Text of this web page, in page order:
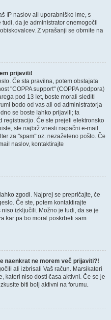
IP naslov ali uporabniško ime, s
da je administrator onemogočil
Z vprašanji se obrnite na
prijaviti!
Če sta pravilna, potem obstajata
"COPPA support" (COPPA podpora)
pod 13 let, boste morali slediti
bodo od vas ali od administratorja
se boste lahko prijavili; ta
registracijo. Če ste prejeli elektronsko
ste najbrž vnesli napačni e-mail
za "spam" oz. nezaželeno pošto. Če
naslov, kontaktirajte
zgodi. Najprej se prepričajte, če
Če ste, potem kontaktirajte
izključili. Možno je tudi, da se je
kar pa bo moral poskrbeti sam
naenkrat ne morem več prijaviti?!
ali izbrisali Vaš račun. Marsikateri
kateri niso dosti časa aktivni. Če se je
biti bolj aktivni na forumu.